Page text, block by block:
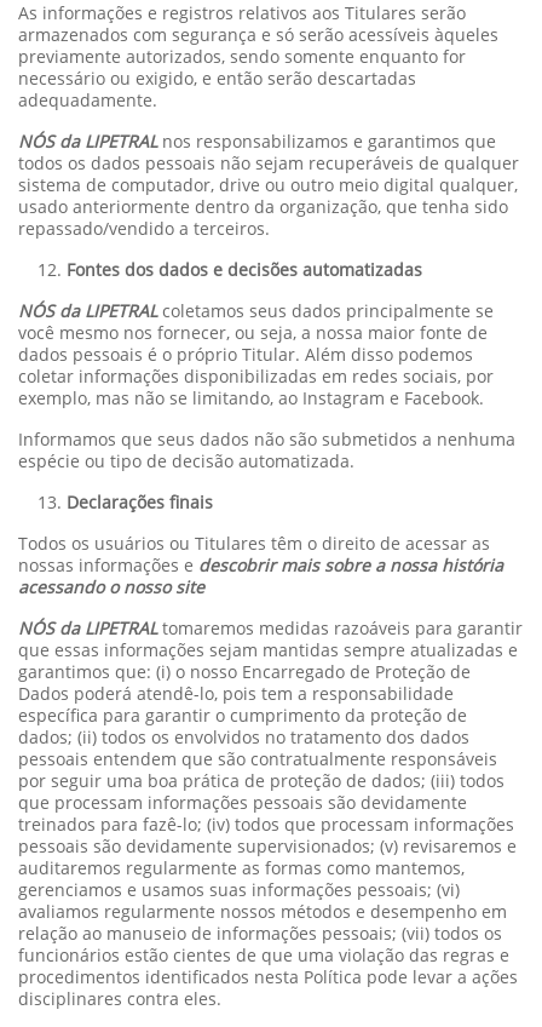
As informações e registros relativos aos Titulares serão
armazenados com segurança e só serão acessíveis àqueles
previamente autorizados, sendo somente enquanto for
necessário ou exigido, e então serão descartadas
adequadamente.
NÓS da LIPETRAL nos responsabilizamos e garantimos que
todos os dados pessoais não sejam recuperáveis de qualquer
sistema de computador, drive ou outro meio digital qualquer,
usado anteriormente dentro da organização, que tenha sido
repassado/vendido a terceiros.
Fontes dos dados e decisões automatizadas
NÓS da LIPETRALcoletamos seus dados principalmente se
você mesmo nos fornecer, ou seja, a nossa maior fonte de
dados pessoais é o próprio Titular. Além disso podemos
coletar informações disponibilizadas em redes sociais, por
exemplo, mas não se limitando, ao Instagram e Facebook.
Informamos que seus dados não são submetidos a nenhuma
espécie ou tipo de decisão automatizada.
Declarações finais
Todos os usuários ou Titulares têm o direito de acessar as
nossas informações e descobrir mais sobre a nossa história
acessando o nosso site
NÓS da LIPETRALtomaremos medidas razoáveis para garantir
que essas informações sejam mantidas sempre atualizadas e
garantimos que: (i) o nosso Encarregado de Proteção de
Dados poderá atendê-lo, pois tem a responsabilidade
específica para garantir o cumprimento da proteção de
dados; (ii) todos os envolvidos no tratamento dos dados
pessoais entendem que são contratualmente responsáveis
por seguir uma boa prática de proteção de dados; (iii) todos
que processam informações pessoais são devidamente
treinados para fazê-lo; (iv) todos que processam informações
pessoais são devidamente supervisionados; (v) revisaremos e
auditaremos regularmente as formas como mantemos,
gerenciamos e usamos suas informações pessoais; (vi)
avaliamos regularmente nossos métodos e desempenho em
relação ao manuseio de informações pessoais; (vii) todos os
funcionários estão cientes de que uma violação das regras e
procedimentos identificados nesta Política pode levar a ações
disciplinares contra eles.